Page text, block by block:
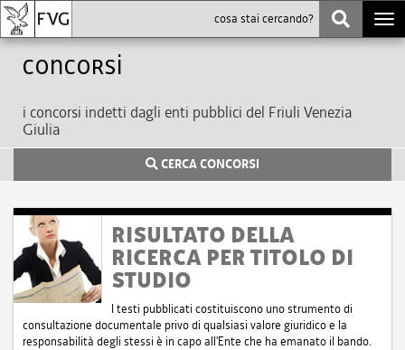
Concorsi
i concorsi indetti dagli enti pubblici del Friuli Venezia
Giulia
CERCA CONCORSI
RISULTATO DELLA
RICERCA PER TITOLO DI
STUDIO
I testi pubblicati costituiscono uno strumento di
consultazione documentale privo di qualsiasi valore giuridico e la
responsabilità degli stessi è in capo all'Ente che ha emanato il bando.